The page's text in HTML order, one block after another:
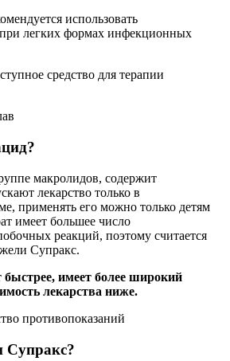
использовать
легких формах инфекционных
средство для терапии
макролидов, содержит
лекарство только в
применять его можно только детям
имеет большее число
реакций, поэтому считается
Супракс.
быстрее, имеет более широкий
лекарства ниже.
противопоказаний
Супракс?